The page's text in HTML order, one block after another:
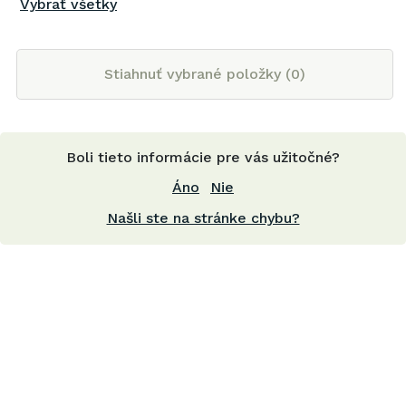
Vybrať všetky
Stiahnuť vybrané položky (0)
Boli tieto informácie pre vás užitočné?
Áno
Nie
Našli ste na stránke chybu?